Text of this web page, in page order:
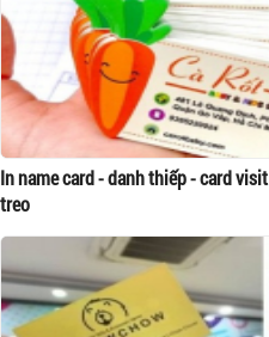
In name card - danh thiếp - card
treo